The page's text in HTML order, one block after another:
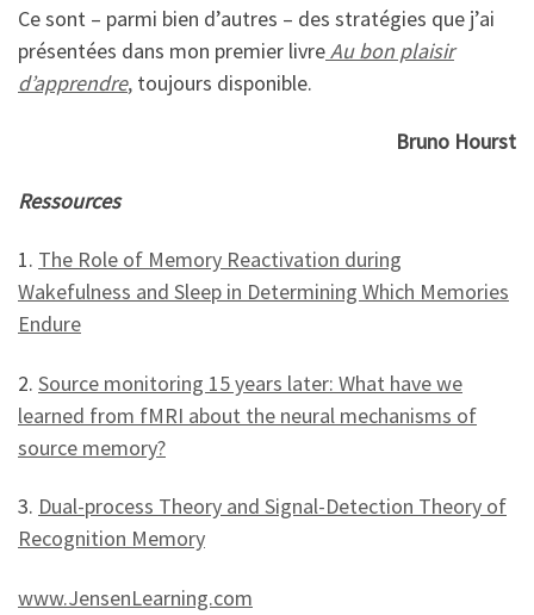
Ce sont – parmi bien d’autres – des stratégies que j’ai
présentées dans mon premier livreAu bon plaisir
d’apprendre, toujours disponible.
Bruno Hourst
Ressources
1. The Role of Memory Reactivation during
Wakefulness and Sleep in Determining Which Memories
Endure
2. Source monitoring 15 years later: What have we
learned from fMRI about the neural mechanisms of
source memory?
3. Dual-process Theory and Signal-Detection Theory of
Recognition Memory
www.JensenLearning.com